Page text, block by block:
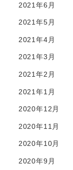
2021年6月
2021年5月
2021年4月
2021年3月
2021年2月
2021年1月
2020年12月
2020年11月
2020年10月
2020年9月